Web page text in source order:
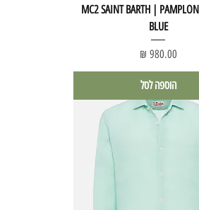
MC2 SAINT BARTH |
BLUE
מחיר
הוספה לסל